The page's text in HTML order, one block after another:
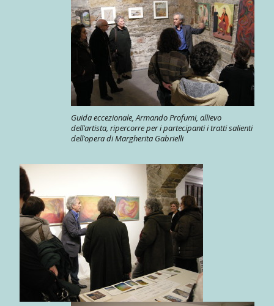
Guida eccezionale, Armando Profumi, allievo
dell’artista, ripercorre per i partecipanti i tratti salienti
dell’opera di Margherita Gabrielli